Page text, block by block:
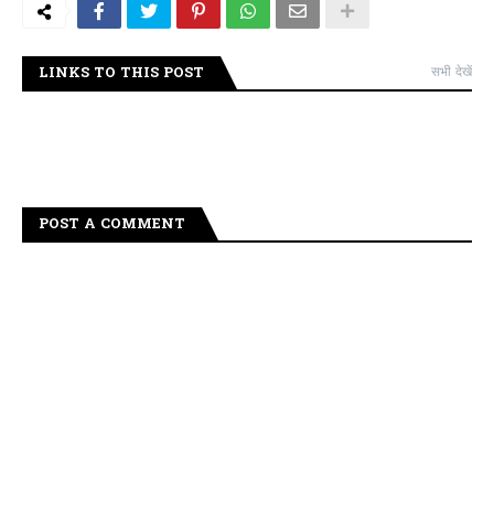
LINKS TO THIS POST सभी देखें
POST A COMMENT